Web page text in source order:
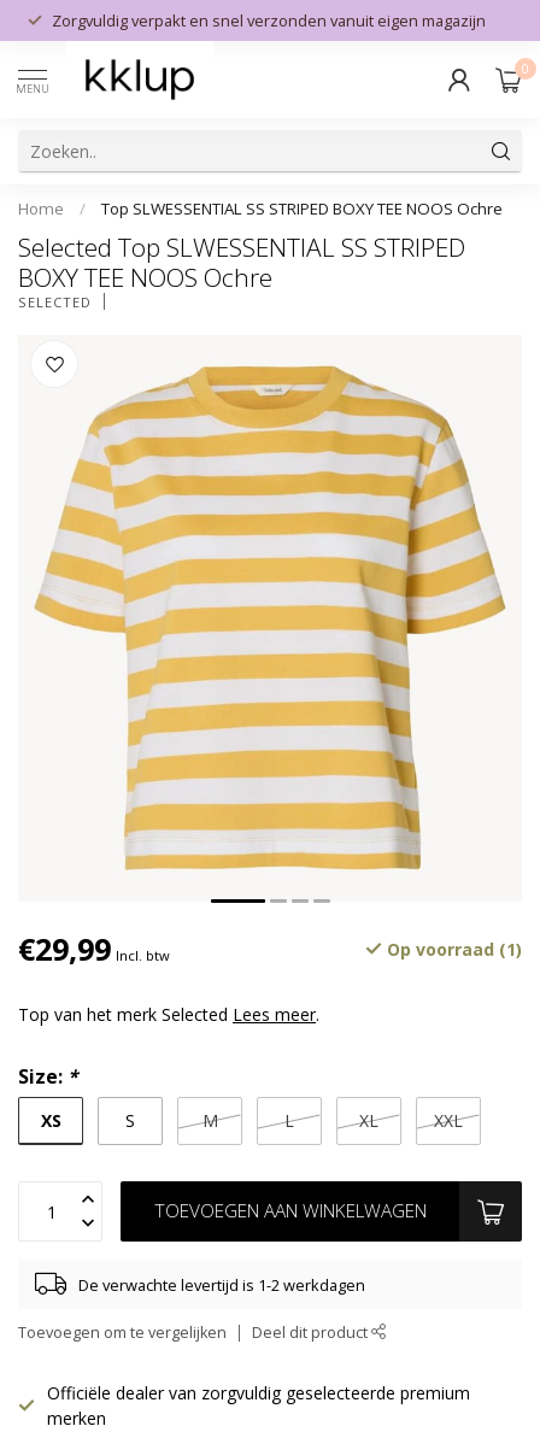
Zorgvuldig verpakt en snel verzonden vanuit eigen magazijn
MENU
0
Home / Top SLWESSENTIAL SS STRIPED BOXY TEE NOOS Ochre
Selected Top SLWESSENTIAL SS STRIPED
BOXY TEE NOOS Ochre
SELECTED
€29,99 Incl. btw Op voorraad (1)
Top van het merk Selected Lees meer.
Size: *
XS S M L XL XXL
TOEVOEGEN AAN WINKELWAGEN
De verwachte levertijd is 1-2 werkdagen
Toevoegen om te vergelijken Deel dit product
Officiële dealer van zorgvuldig geselecteerde premium
merken